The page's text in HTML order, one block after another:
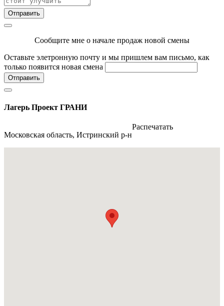
Отправить
Сообщите мне о начале продаж новой смены
Оставьте элетронную почту и мы пришлем вам письмо, как
только появится новая смена
Отправить
Лагерь Проект ГРАНИ
Московская область, Истринский р-н
Распечатать